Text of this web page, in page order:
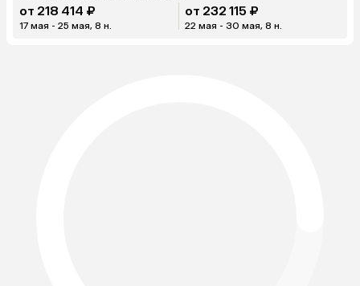
от 218 414 ₽
17 мая - 25 мая, 8 н.
от 232 115 ₽
22 мая - 30 мая, 8 н.